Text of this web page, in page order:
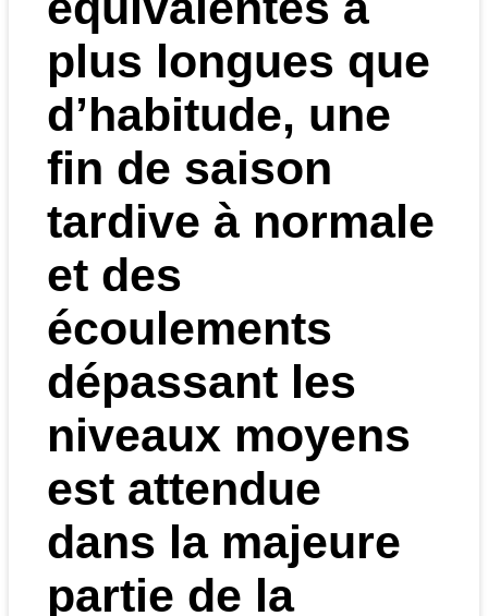
plus longues que
d’habitude, une
fin de saison
tardive à normale
et des
écoulements
dépassant les
niveaux moyens
est attendue
dans la majeure
partie de la